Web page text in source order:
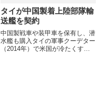
タイが中国製着上陸部隊輸
送艦を契約
中国製戦車や装甲車を保有し、潜
水艦も購入タイの軍事クーデター
（2014年）で米国が冷たくする